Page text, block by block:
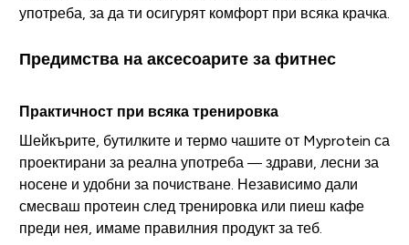
употреба, за да ти осигурят комфорт при всяка крачка.
Предимства на аксесоарите за фитнес
Практичност при всяка тренировка
Шейкърите, бутилките и термо чашите от Myprotein са
проектирани за реална употреба — здрави, лесни за
носене и удобни за почистване. Независимо дали
смесваш протеин след тренировка или пиеш кафе
преди нея, имаме правилния продукт за теб.